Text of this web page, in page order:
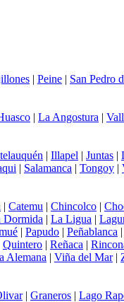
| Peine | San Pedro
| La Angostura |
| Illapel | Juntas |
| Salamanca | Tongoy |
| Catemu | Chincolco |
Dormida | La Ligua |
| Papudo | Peñablanca |
Quintero | Reñaca |
Alemana | Viña del Mar|
| Graneros | Lago